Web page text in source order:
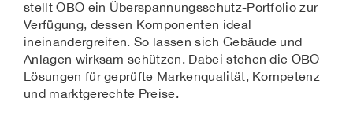
stellt OBO ein Überspannungsschutz-Portfolio zur
Verfügung, dessen Komponenten ideal
ineinandergreifen. So lassen sich Gebäude und
Anlagen wirksam schützen. Dabei stehen die OBO-
Lösungen für geprüfte Markenqualität, Kompetenz
und marktgerechte Preise.